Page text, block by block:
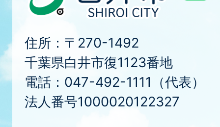
住所：〒270-1492
千葉県白井市復1123番地
電話：047-492-1111（代表）
法人番号1000020122327